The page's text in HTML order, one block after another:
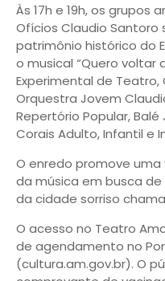
Às 17h e 19h, os grupos
Ofícios Claudio
patrimônio histórico do
o musical “Quero voltar
Experimental de
Orquestra Jovem
Repertório Popular,
Corais Adulto, Infantil e
O enredo promove
da música em busca
da cidade sorriso
O acesso no Teatro
de agendamento no
(cultura.am.gov.br). O